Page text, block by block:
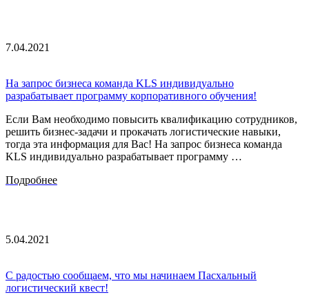
7.04.2021
На запрос бизнеса команда KLS индивидуально
разрабатывает программу корпоративного обучения!
Если Вам необходимо повысить квалификацию сотрудников,
решить бизнес-задачи и прокачать логистические навыки,
тогда эта информация для Вас! На запрос бизнеса команда
KLS индивидуально разрабатывает программу …
Подробнее
5.04.2021
С радостью сообщаем, что мы начинаем Пасхальный
логистический квест!